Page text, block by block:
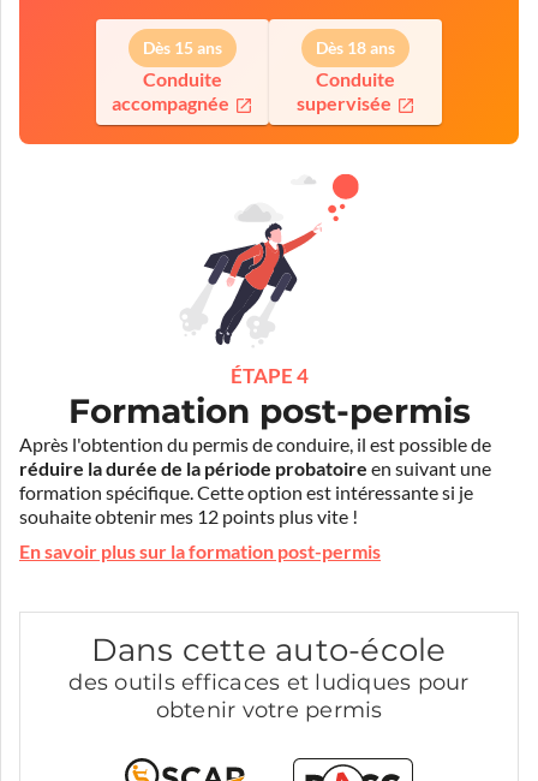
Dès 15 ans
Conduite
accompagnée
Dès 18 ans
Conduite
supervisée
ÉTAPE 4
Formation post-permis
Après l'obtention du permis de conduire, il est possible de
réduire la durée de la période probatoire en suivant une
formation spécifique. Cette option est intéressante si je
souhaite obtenir mes 12 points plus vite !
En savoir plus sur la formation post-permis
Dans cette auto-école
des outils efficaces et ludiques pour
obtenir votre permis